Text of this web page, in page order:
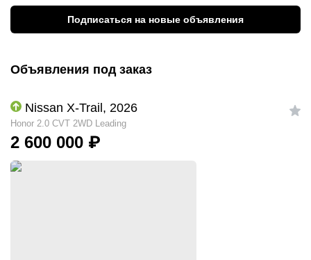
Подписаться на новые объявления
Объявления под заказ
Nissan X-Trail, 2026
Honor 2.0 CVT 2WD Leading
2 600 000 ₽